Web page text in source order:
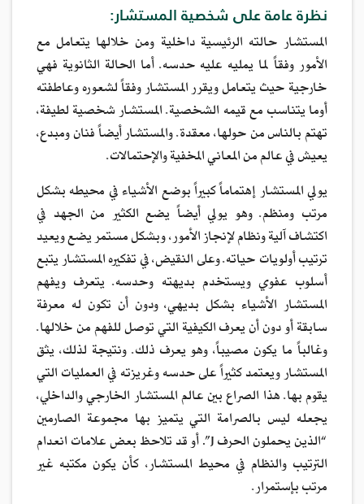
نظرة عامة على شخصية المستشار:
المستشار حالته الرئيسية داخلية ومن خلالها يتعامل مع
الأمور وفقاً لما يمليه عليه حدسه. أما الحالة الثانوية فهي
خارجية حيث يتعامل ويقرر المستشار وفقاً لشعوره وعاطفته
أوما يتناسب مع قيمه الشخصية. المستشار شخصية لطيفة،
تهتم بالناس من حولها، معقدة. والمستشار أيضاً فنان ومبدع،
يعيش في عالم من المعاني المخفية والإحتمالات.
يولي المستشار إهتماماً كبيراً بوضع الأشياء في محيطه بشكل
مرتب ومنظم. وهو يولي أيضاً يضع الكثير من الجهد في
اكتشاف آلية ونظام لإنجاز الأمور، وبشكل مستمر يضع ويعيد
ترتيب أولويات حياته. وعلى النقيض، في تفكيره المستشار يتبع
أسلوب عفوي ويستخدم بديهته وحدسه. يتعرف ويفهم
المستشار الأشياء بشكل بديهي، ودون أن تكون له معرفة
سابقة أو دون أن يعرف الكيفية التي توصل للفهم من خلالها.
وغالباً ما يكون مصيباً، وهو يعرف ذلك. ونتيجة لذلك، يثق
المستشار ويعتمد كثيراً على حدسه وغريزته في العمليات التي
يقوم بها. هذا الصراع بين عالم المستشار الخارجي والداخلي،
يجعله ليس بالصرامة التي يتميز بها مجموعة الصارمين
“الذين يحملون الحرف J”. أو قد تلاحظ بعض علامات انعدام
الترتيب والنظام في محيط المستشار، كأن يكون مكتبه غير
مرتب بإستمرار.